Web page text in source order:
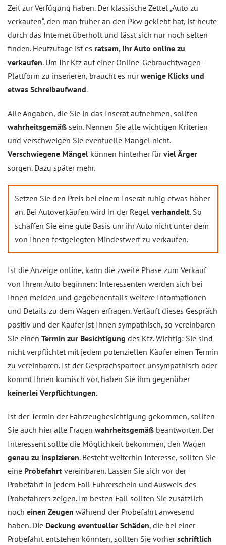
Zeit zur Verfügung haben. Der klassische Zettel „Auto zu
verkaufen“, den man früher an den Pkw geklebt hat, ist heute
durch das Internet überholt und lässt sich nur noch selten
finden. Heutzutage ist es ratsam, Ihr Auto online zu
verkaufen. Um Ihr Kfz auf einer Online-Gebrauchtwagen-
Plattform zu inserieren, braucht es nurwenige Klicks und
etwas Schreibaufwand.
Alle Angaben, die Sie in das Inserat aufnehmen, sollten
wahrheitsgemäß sein. Nennen Sie alle wichtigen Kriterien
und verschweigen Sie eventuelle Mängel nicht.
Verschwiegene Mängel können hinterher fürviel Ärger
sorgen. Dazu später mehr.
Setzen Sie den Preis bei einem Inserat ruhig etwas höher
an. Bei Autoverkäufen wird in der Regel verhandelt. So
schaffen Sie eine gute Basis um ihr Auto nicht unter dem
von Ihnen festgelegten Mindestwert zu verkaufen.
Ist die Anzeige online, kann die zweite Phase zum Verkauf
von Ihrem Auto beginnen: Interessenten werden sich bei
Ihnen melden und gegebenenfalls weitere Informationen
und Details zu dem Wagen erfragen. Verläuft dieses Gespräch
positiv und der Käufer ist Ihnen sympathisch, so vereinbaren
Sie einen Termin zur Besichtigung des Kfz. Wichtig: Sie sind
nicht verpflichtet mit jedem potenziellen Käufer einen Termin
zu vereinbaren. Ist der Gesprächspartner unsympathisch oder
kommt Ihnen komisch vor, haben Sie ihm gegenüber
keinerlei Verpflichtungen.
Ist der Termin der Fahrzeugbesichtigung gekommen, sollten
Sie auch hier alle Fragen wahrheitsgemäß beantworten. Der
Interessent sollte die Möglichkeit bekommen, den Wagen
genau zu inspizieren. Besteht weiterhin Interesse, sollten Sie
eine Probefahrt vereinbaren. Lassen Sie sich vor der
Probefahrt in jedem Fall Führerschein und Ausweis des
Probefahrers zeigen. Im besten Fall sollten Sie zusätzlich
noch einen Zeugen während der Probefahrt anwesend
haben. Die Deckung eventueller Schäden, die bei einer
Probefahrt entstehen könnten, sollten Sie vorherschriftlich